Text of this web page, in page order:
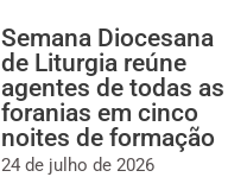
Semana Diocesana
de Liturgia reúne
agentes de todas as
foranias em cinco
noites de formação
24 de julho de 2026